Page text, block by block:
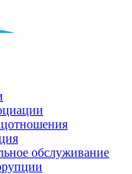
обслуживание